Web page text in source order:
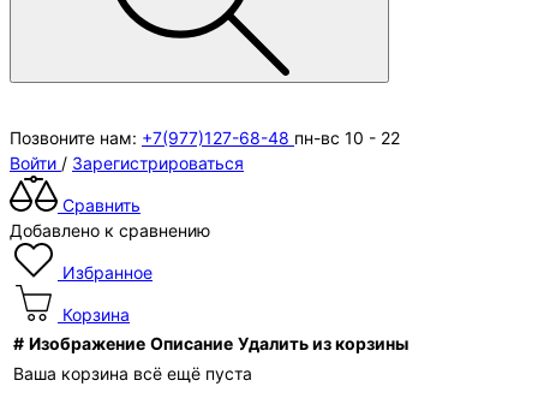
Позвоните нам: +7(977)127-68-48 пн-вс 10 - 22
Войти / Зарегистрироваться
Сравнить
Добавлено к сравнению
Избранное
Корзина
# Изображение Описание Удалить из корзины
Ваша корзина всё ещё пуста